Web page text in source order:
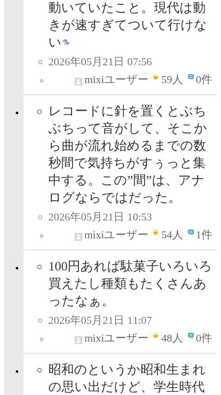
動いていたこと。現代は動
きが速すぎてついて行けな
い
2026年05月21日 07:56
mixiユーザー
59人 0件
レコードに針を置くとぶち
ぶちって音がして、そこか
ら曲が流れ始めるまでの数
秒間で気持ちがすぅっと集
中する。この”間”は、アナ
ログならではだった。
2026年05月21日 10:53
mixiユーザー
54人 1件
100円あれば駄菓子いろいろ
買えたし種類もたくさんあ
ったなぁ。
2026年05月21日 11:07
mixiユーザー
48人 0件
昭和のというか昭和生まれ
の思い出だけど、学生時代